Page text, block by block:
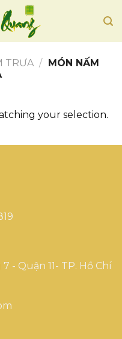
TRƯA / MÓN NẤM
your selection.
- Quận 11- TP. Hồ Chí